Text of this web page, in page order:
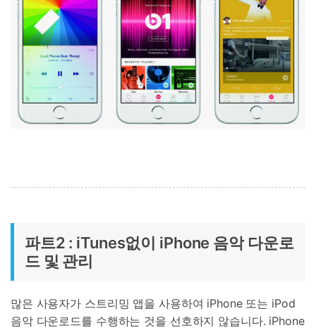
파트2 : iTunes없이 iPhone 음악 다운로
드 및 관리
많은 사용자가 스트리밍 앱을 사용하여 iPhone 또는 iPod
음악 다운로드를 수행하는 것을 선호하지 않습니다. iPhone
그램
받기 무료 체험